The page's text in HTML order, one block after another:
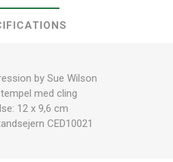
by Sue Wilson
med cling
12 x 9,6 cm
CED10021